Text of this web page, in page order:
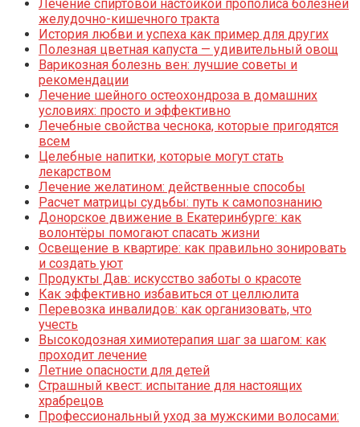
Лечение спиртовой настойкой прополиса болезней
желудочно-кишечного тракта
История любви и успеха как пример для других
Полезная цветная капуста — удивительный овощ
Варикозная болезнь вен: лучшие советы и
рекомендации
Лечение шейного остеохондроза в домашних
условиях: просто и эффективно
Лечебные свойства чеснока, которые пригодятся
всем
Целебные напитки, которые могут стать
лекарством
Лечение желатином: действенные способы
Расчет матрицы судьбы: путь к самопознанию
Донорское движение в Екатеринбурге: как
волонтёры помогают спасать жизни
Освещение в квартире: как правильно зонировать
и создать уют
Продукты Дав: искусство заботы о красоте
Как эффективно избавиться от целлюлита
Перевозка инвалидов: как организовать, что
учесть
Высокодозная химиотерапия шаг за шагом: как
проходит лечение
Летние опасности для детей
Страшный квест: испытание для настоящих
храбрецов
Профессиональный уход за мужскими волосами: